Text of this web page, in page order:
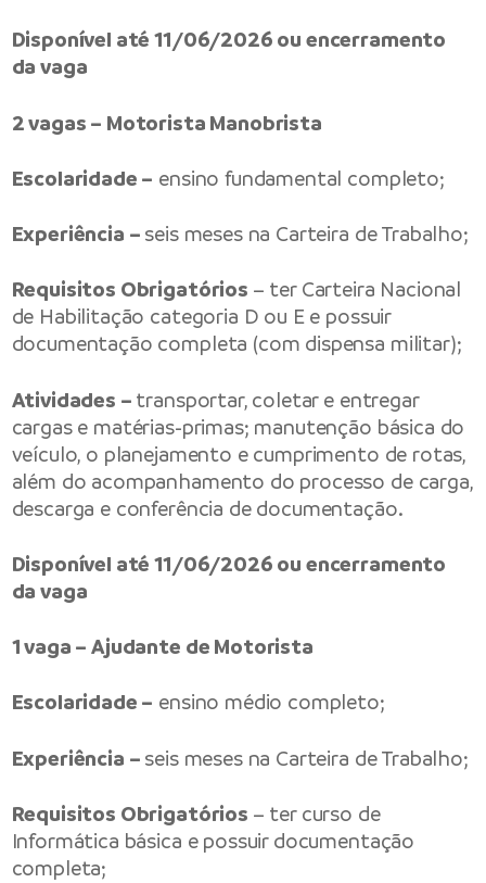
Disponível até 11/06/2026 ou encerramento
da vaga
2 vagas – Motorista Manobrista
Escolaridade – ensino fundamental completo;
Experiência – seis meses na Carteira de Trabalho;
Requisitos Obrigatórios – ter Carteira Nacional
de Habilitação categoria D ou E e possuir
documentação completa (com dispensa militar);
Atividades – transportar, coletar e entregar
cargas e matérias-primas; manutenção básica do
veículo, o planejamento e cumprimento de rotas,
além do acompanhamento do processo de carga,
descarga e conferência de documentação.
Disponível até 11/06/2026 ou encerramento
da vaga
1 vaga – Ajudante de Motorista
Escolaridade – ensino médio completo;
Experiência – seis meses na Carteira de Trabalho;
Requisitos Obrigatórios – ter curso de
Informática básica e possuir documentação
completa;